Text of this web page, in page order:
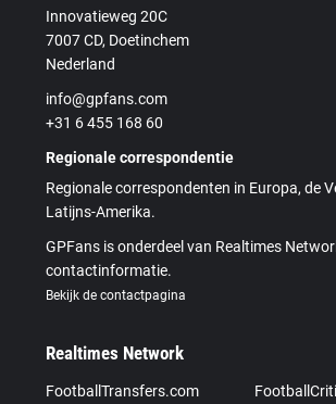
Innovatieweg 20C
7007 CD, Doetinchem
Nederland
info@gpfans.com
+31 6 455 168 60
Regionale correspondentie
Regionale correspondenten in Europa, de
Latijns-Amerika.
GPFans is onderdeel van Realtimes
contactinformatie.
Bekijk de contactpagina
Realtimes Network
FootballTransfers.com